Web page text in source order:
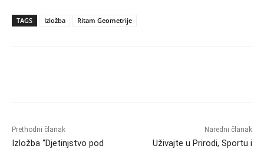
TAGS Izložba Ritam Geometrije
Prethodni članak
Izložba “Djetinjstvo pod
Naredni članak
Uživajte u Prirodi, Sportu i